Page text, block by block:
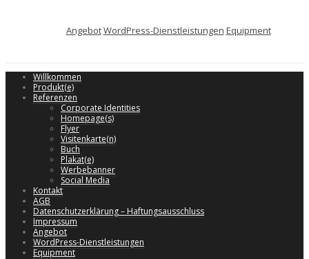
AngebotWordPress-Dienstleistungen Equipment
Willkommen
Produkt(e)
Referenzen
Corporate Identities
Homepage(s)
Flyer
Visitenkarte(n)
Buch
Plakat(e)
Werbebanner
Social Media
Kontakt
AGB
Datenschutzerklärung – Haftungsausschluss
Impressum
Angebot
WordPress-Dienstleistungen
Equipment